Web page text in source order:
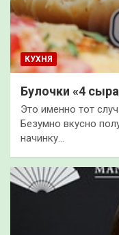
КУХНЯ
Булочки «4
Это именно тот
Безумно вкусно
начинку…